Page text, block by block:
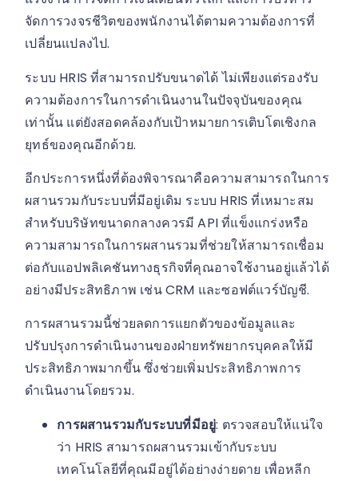
จัดการวงจรชีวิตของพนักงานได้ตามความต้องการที่
เปลี่ยนแปลงไป.
ระบบ HRIS ที่สามารถปรับขนาดได้ ไม่เพียงแต่รองรับ
ความต้องการในการดำเนินงานในปัจจุบันของคุณ
เท่านั้น แต่ยังสอดคล้องกับเป้าหมายการเติบโตเชิงกล
ยุทธ์ของคุณอีกด้วย.
อีกประการหนึ่งที่ต้องพิจารณาคือความสามารถในการ
ผสานรวมกับระบบที่มีอยู่เดิม ระบบ HRIS ที่เหมาะสม
สำหรับบริษัทขนาดกลางควรมี API ที่แข็งแกร่งหรือ
ความสามารถในการผสานรวมที่ช่วยให้สามารถเชื่อม
ต่อกับแอปพลิเคชันทางธุรกิจที่คุณอาจใช้งานอยู่แล้วได้
อย่างมีประสิทธิภาพ เช่น CRM และซอฟต์แวร์บัญชี.
การผสานรวมนี้ช่วยลดการแยกตัวของข้อมูลและ
ปรับปรุงการดำเนินงานของฝ่ายทรัพยากรบุคคลให้มี
ประสิทธิภาพมากขึ้น ซึ่งช่วยเพิ่มประสิทธิภาพการ
ดำเนินงานโดยรวม.
การผสานรวมกับระบบที่มีอยู่: ตรวจสอบให้แน่ใจ
ว่า HRIS สามารถผสานรวมเข้ากับระบบ
เทคโนโลยีที่คุณมีอยู่ได้อย่างง่ายดาย เพื่อหลีก